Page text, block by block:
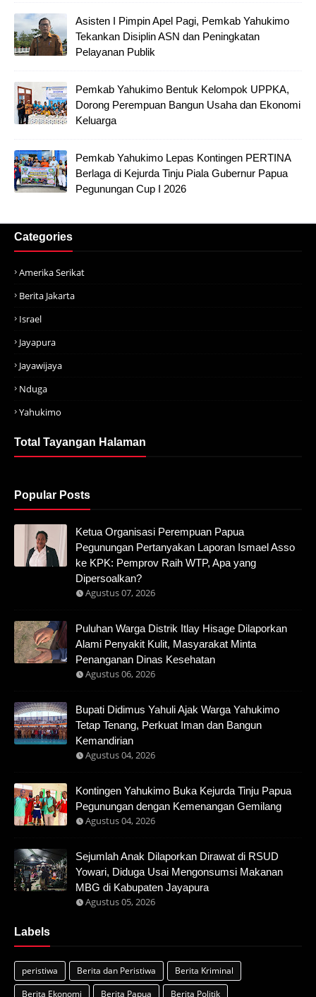
Asisten I Pimpin Apel Pagi, Pemkab Yahukimo
Tekankan Disiplin ASN dan Peningkatan
Pelayanan Publik
Pemkab Yahukimo Bentuk Kelompok UPPKA,
Dorong Perempuan Bangun Usaha dan Ekonomi
Keluarga
Pemkab Yahukimo Lepas Kontingen PERTINA
Berlaga di Kejurda Tinju Piala Gubernur Papua
Pegunungan Cup I 2026
Categories
Amerika Serikat
Berita Jakarta
Israel
Jayapura
Jayawijaya
Nduga
Yahukimo
Total Tayangan Halaman
Popular Posts
Ketua Organisasi Perempuan Papua
Pegunungan Pertanyakan Laporan Ismael Asso
ke KPK: Pemprov Raih WTP, Apa yang
Dipersoalkan?
Agustus 07, 2026
Puluhan Warga Distrik Itlay Hisage Dilaporkan
Alami Penyakit Kulit, Masyarakat Minta
Penanganan Dinas Kesehatan
Agustus 06, 2026
Bupati Didimus Yahuli Ajak Warga Yahukimo
Tetap Tenang, Perkuat Iman dan Bangun
Kemandirian
Agustus 04, 2026
Kontingen Yahukimo Buka Kejurda Tinju Papua
Pegunungan dengan Kemenangan Gemilang
Agustus 04, 2026
Sejumlah Anak Dilaporkan Dirawat di RSUD
Yowari, Diduga Usai Mengonsumsi Makanan
MBG di Kabupaten Jayapura
Agustus 05, 2026
Labels
peristiwa Berita dan Peristiwa
Berita Kriminal
Berita Ekonomi
Berita Papua Berita Politik